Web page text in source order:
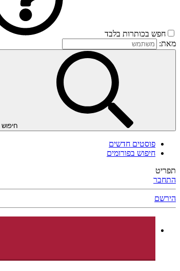
חפש בכותרות בלבד
מאת:
חיפוש
פוסטים חדשים
חיפוש בפורומים
תפריט
התחבר
הירשם